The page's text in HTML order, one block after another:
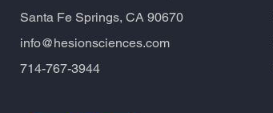
Santa Fe Springs, CA 90670
info@hesionsciences.com
714-767-3944